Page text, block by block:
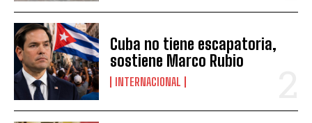
Cuba no tiene escapatoria,
sostiene Marco Rubio
INTERNACIONAL